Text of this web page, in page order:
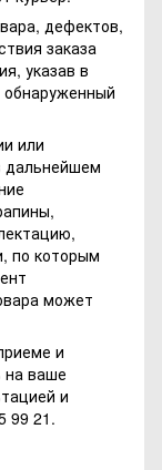
дефектов,
заказа
указав в
обнаруженный
или
дальнейшем
по которым
может
и
на ваше
и
99 21.